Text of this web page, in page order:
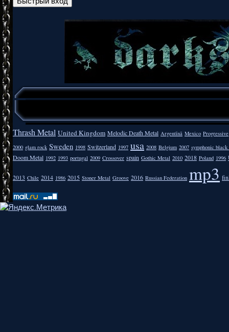
Thrash Metal United Kingdom Melodic Death Metal Argentīnā Mexico Progressive
2000 glam rock Sweden 1998 Switzerland 1997 usa 2008 Belgium 2007 symphonic
Doom Metal 1992 1993 portugal 2009 Crossover spain Gothic Metal 2010 2018 Poland 1996
2013 Chile 2014 1986 2015 Stoner Metal Groove 2016 Russian Federation mp3